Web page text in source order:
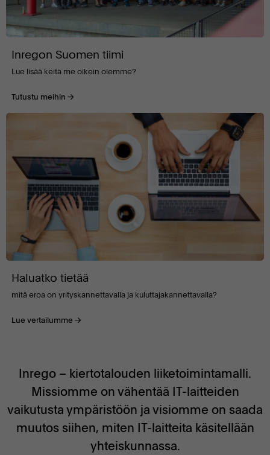
Inregon Suomen tiimi
Lue lisää keitä me oikein olemme?
Tutustu meihin
Haluatko tietää
mitä eroa on yrityskannettavalla ja kuluttajakannettavalla?
Lue vertailumme
Inrego – kiertotalouden liiketoimintamalli.
Missiomme on vähentää IT-laitteiden
vaikutusta ympäristöön ja visiomme on saada
muutos siihen, miten IT-laitteita käsitellään
yhteiskunnassa.